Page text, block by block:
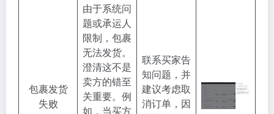
包裹发货
失败
由于系统问
题或承运人
限制，包裹
无法发货。
澄清这不是
卖方的错至
关重要。例
如，当买方
联系买家告
知问题，并
建议考虑取
消订单，因